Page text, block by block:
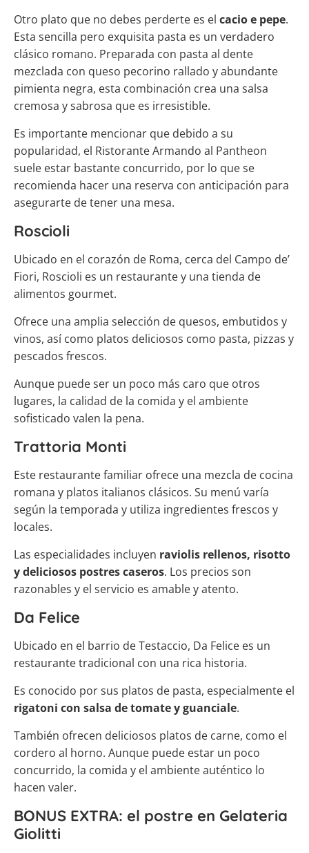
Otro plato que no debes perderte es el cacio e pepe.
Esta sencilla pero exquisita pasta es un verdadero
clásico romano. Preparada con pasta al dente
mezclada con queso pecorino rallado y abundante
pimienta negra, esta combinación crea una salsa
cremosa y sabrosa que es irresistible.
Es importante mencionar que debido a su
popularidad, el Ristorante Armando al Pantheon
suele estar bastante concurrido, por lo que se
recomienda hacer una reserva con anticipación para
asegurarte de tener una mesa.
Roscioli
Ubicado en el corazón de Roma, cerca del Campo de’
Fiori, Roscioli es un restaurante y una tienda de
alimentos gourmet.
Ofrece una amplia selección de quesos, embutidos y
vinos, así como platos deliciosos como pasta, pizzas y
pescados frescos.
Aunque puede ser un poco más caro que otros
lugares, la calidad de la comida y el ambiente
sofisticado valen la pena.
Trattoria Monti
Este restaurante familiar ofrece una mezcla de cocina
romana y platos italianos clásicos. Su menú varía
según la temporada y utiliza ingredientes frescos y
locales.
Las especialidades incluyen raviolis rellenos, risotto
y deliciosos postres caseros. Los precios son
razonables y el servicio es amable y atento.
Da Felice
Ubicado en el barrio de Testaccio, Da Felice es un
restaurante tradicional con una rica historia.
Es conocido por sus platos de pasta, especialmente el
rigatoni con salsa de tomate y guanciale.
También ofrecen deliciosos platos de carne, como el
cordero al horno. Aunque puede estar un poco
concurrido, la comida y el ambiente auténtico lo
hacen valer.
BONUS EXTRA: el postre en Gelateria
Giolitti